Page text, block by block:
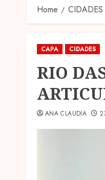
Home CIDADES
CAPA CIDADES
RIO
ANA CLAUDIA